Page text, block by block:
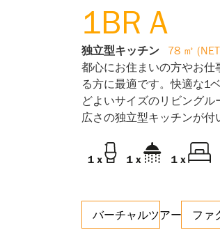
1BR A
独立型キッチン
78 ㎡
都心にお住まいの方やお
る方に最適です。快適な1
どよいサイズのリビング
広さの独立型キッチンが付
バーチャルツアー ファ